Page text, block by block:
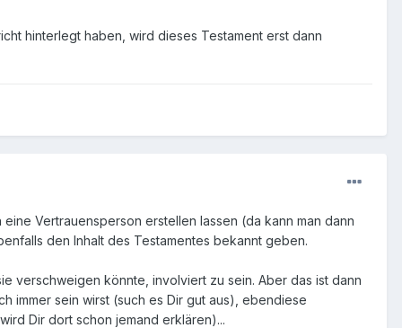
hinterlegt haben, wird dieses Testament erst dann
Vertrauensperson erstellen lassen (da kann man dann
den Inhalt des Testamentes bekannt geben.
verschweigen könnte, involviert zu sein. Aber das ist dann
immer sein wirst (such es Dir gut aus), ebendiese
Dir dort schon jemand erklären)...